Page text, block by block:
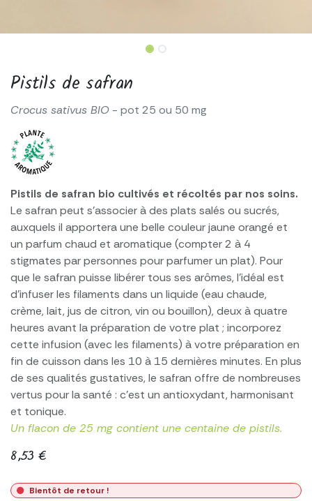
Pistils de safran
Crocus sativus BIO - pot 25 ou 50 mg
Pistils de safran bio cultivés et récoltés par nos soins.
Le safran peut s’associer à des plats salés ou sucrés,
auxquels il apportera une belle couleur jaune orangé et
un parfum chaud et aromatique (compter 2 à 4
stigmates par personnes pour parfumer un plat). Pour
que le safran puisse libérer tous ses arômes, l’idéal est
d’infuser les filaments dans un liquide (eau chaude,
crème, lait, jus de citron, vin ou bouillon), deux à quatre
heures avant la préparation de votre plat ; incorporez
cette infusion (avec les filaments) à votre préparation en
fin de cuisson dans les 10 à 15 dernières minutes. En plus
de ses qualités gustatives, le safran offre de nombreuses
vertus pour la santé : c’est un antioxydant, harmonisant
et tonique.
Un flacon de 25 mg contient une centaine de pistils.
8,53 €
Bientôt de retour !